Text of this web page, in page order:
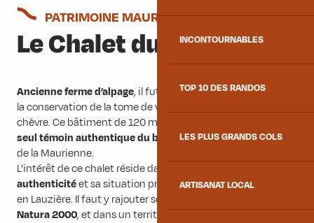
INCONTOURNABLES
TOP 10 DES RANDOS
LES PLUS GRANDS COLS
ARTISANAT LOCAL
PATRIMOINE MAURIENNAIS
Le Chalet du Tour
Ancienne ferme d’alpage, il fut utilisé pour la fabrication et
la conservation de la tome de vaches ou du fromage de
chèvre. Ce bâtiment de 120 m² au sol est actuellement le
seul témoin authentique du bâti montagnardde la vallée
de la Maurienne.
L’intérêt de ce chalet réside dans
authenticitéet sa situation privilégiée pour les randonnées
en Lauzière. Il faut y rajouter son implantation dans la
Natura 2000, et dans un territoire classéZone Beaufort.